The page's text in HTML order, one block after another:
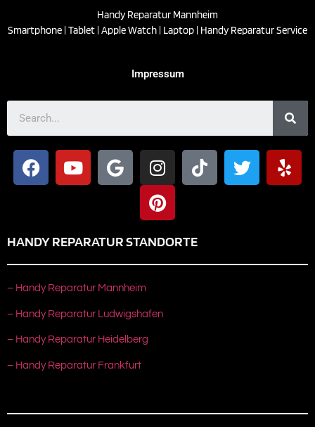
Handy Reparatur Mannheim
Smartphone | Tablet | Apple Watch | Laptop | Handy Reparatur Service
Impressum
HANDY REPARATUR STANDORTE
– Handy Reparatur Mannheim
– Handy Reparatur Ludwigshafen
– Handy Reparatur Heidelberg
– Handy Reparatur Frankfurt